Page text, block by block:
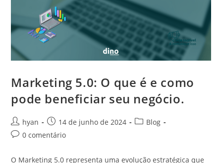
Marketing 5.0: O que é e como
pode beneficiar seu negócio.
hyan 14 de junho de 2024
Blog
0 comentário
O Marketing 5.0 representa uma evolução estratégica que